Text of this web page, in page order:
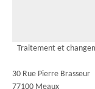
Traitement et
30 Rue Pierre Brasseur
77100 Meaux